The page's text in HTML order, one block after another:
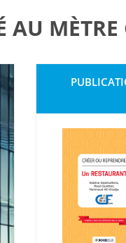
MÈTRE